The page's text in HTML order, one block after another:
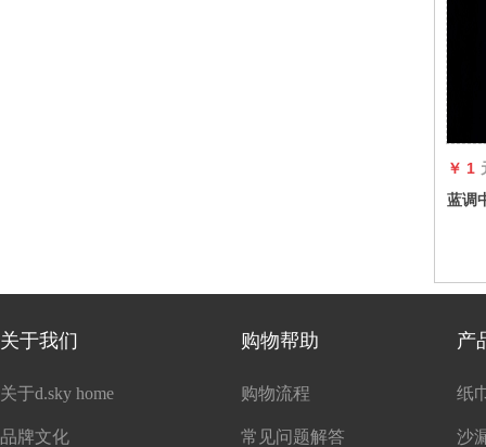
￥ 1
蓝调
关于我们
关于d.sky home
品牌文化
购物帮助
购物流程
常见问题解答
产
纸
沙